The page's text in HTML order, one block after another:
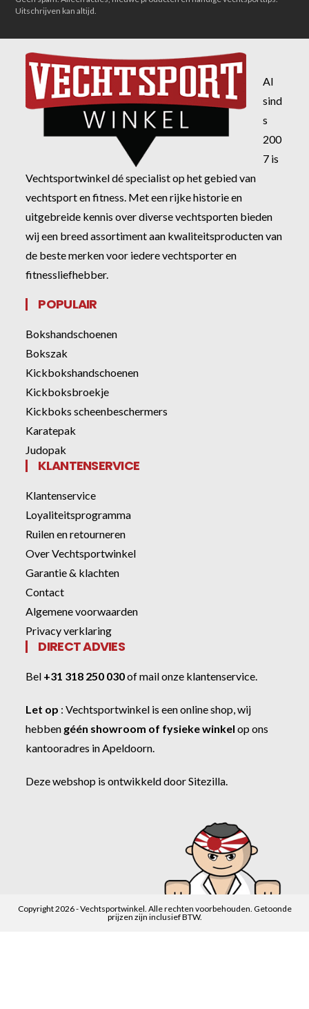
Uitschrijven kan altijd.
Al
sind
s
200
7 is
Vechtsportwinkel dé specialist op het gebied van
vechtsport en fitness. Met een rijke historie en
uitgebreide kennis over diverse vechtsporten bieden
wij een breed assortiment aan kwaliteitsproducten van
de beste merken voor iedere vechtsporter en
fitnessliefhebber.
POPULAIR
Bokshandschoenen
Bokszak
Kickbokshandschoenen
Kickboksbroekje
Kickboks scheenbeschermers
Karatepak
Judopak
KLANTENSERVICE
Klantenservice
Loyaliteitsprogramma
Ruilen en retourneren
Over Vechtsportwinkel
Garantie & klachten
Contact
Algemene voorwaarden
Privacy verklaring
DIRECT ADVIES
Bel +31 318 250 030ofmail onze klantenservice
Let op :Vechtsportwinkel is een online shop, wij
hebben géén showroom of fysieke winkel op ons
kantooradres in Apeldoorn.
Deze webshop is ontwikkeld doorSitezilla
Copyright 2026 - Vechtsportwinkel. Alle rechten voorbehouden. Getoonde
prijzen zijn inclusief BTW.